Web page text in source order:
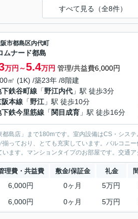
すべて見る（全8件）
市都島区内代町
ムナード都島
万円～5.4万円 管理/共益費6,000円
㎡ (1K) /築23年 /8階建
下鉄谷町線 「野江内代 」駅 徒歩3分
阪本線 「野江 」駅 徒歩10分
下鉄今里筋線 「 関目成育 」駅 徒歩16分
島店」まで180mです。室内設備はCS・シス
っており、とても充実しています。バルコニ
ます。マンションタイプのお部屋です。交通
理費・共益費 敷金/保証金 礼金
6,000円 0ヶ月 5万円
6,000円 0ヶ月 5万円